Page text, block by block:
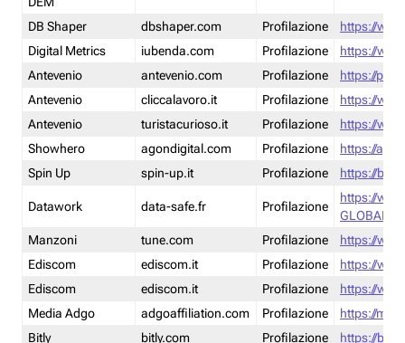
DB Shaper
dbshaper.com Profilazione
https://
Digital Metrics
iubenda.com Profilazione
https://
Antevenio
antevenio.com Profilazione
https://
Antevenio
cliccalavoro.it Profilazione
https://
Antevenio
turistacurioso.it Profilazione
https://
Showhero
agondigital.com Profilazione
https://
Spin Up
spin-up.it Profilazione https://
Datawork data-safe.fr Profilazione
https://
GLOBAL-
Manzoni
tune.com Profilazione
https://
Ediscom
ediscom.it Profilazione
https://
Ediscom
ediscom.it Profilazione
https://
Media Adgo
adgoaffiliation.com Profilazione
https://
Bitly
bitly.com Profilazione https://